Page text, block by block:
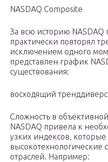
NASDAQ Composite
За всю историю NASDAQ
практически повторял
исключением одного
представлен график
существования:
восходящий
Сложность в
NASDAQ привела к
узких индексов,
высокотехнологические
отраслей. Например: